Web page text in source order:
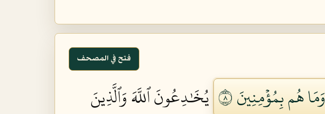
فتح في المصحف
هُم بِمُؤۡمِنِينَ ٨
يُخَٰدِعُونَ ٱللَّهَ وَٱلَّذِينَ